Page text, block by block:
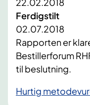
Ferdigstilt
02.07.2018
​Rapporten er
Bestillerforum
til beslutning.
Hurtig